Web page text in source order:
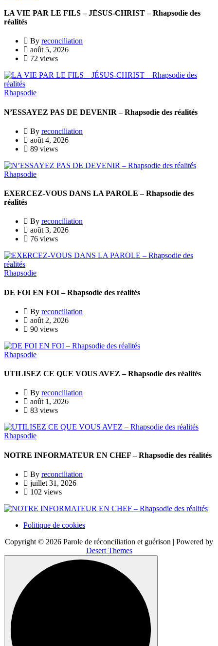
LA VIE PAR LE FILS – JÉSUS-CHRIST – Rhapsodie des
réalités
By reconciliation
août 5, 2026
72 views
Rhapsodie
N’ESSAYEZ PAS DE DEVENIR – Rhapsodie des réalités
By reconciliation
août 4, 2026
89 views
Rhapsodie
EXERCEZ-VOUS DANS LA PAROLE – Rhapsodie des
réalités
By reconciliation
août 3, 2026
76 views
Rhapsodie
DE FOI EN FOI – Rhapsodie des réalités
By reconciliation
août 2, 2026
90 views
Rhapsodie
UTILISEZ CE QUE VOUS AVEZ – Rhapsodie des réalités
By reconciliation
août 1, 2026
83 views
Rhapsodie
NOTRE INFORMATEUR EN CHEF – Rhapsodie des réalités
By reconciliation
juillet 31, 2026
102 views
Politique de cookies
Copyright © 2026 Parole de réconciliation et guérison | Powered by
Desert Themes